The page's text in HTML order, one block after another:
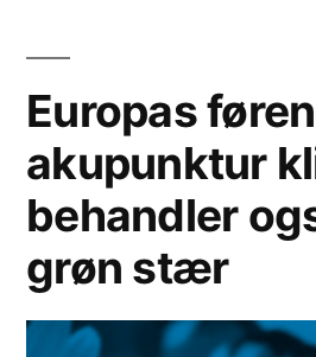
Europas
akupunktur
behandler
grøn stær